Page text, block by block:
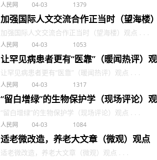
人民网 04-03 1379
加强国际人文交流合作正当时（望海楼
加强国际人文交流合作正当时（望海楼）观点 . . .
人民网 04-03 1053
让罕见病患者更有“医靠”（暖闻热评）
让罕见病患者更有“医靠”（暖闻热评）观点 . . .
人民网 04-03 1317
“留白增绿”的生物保护学（现场评论）
“留白增绿”的生物保护学（现场评论）观点 . . .
人民网 04-03 1084
适老微改造，养老大文章（微观）观点
适老微改造，养老大文章（微观）观点 . . .